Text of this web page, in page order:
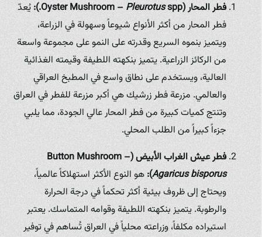
فطر المحار (Oyster Mushroom –
Pleurotusspp.):
يُعدّ
فطر المحار من أكثر الأنواع شيوعاً وسهولة في الزراعة،
ويتميز بنموه السريع وقدرته على النمو على مجموعة واسعة
من الركائز الزراعية. يتميز بنكهته اللطيفة وقيمته الغذائية
العالية، ويستخدم على نطاق واسع في المطبخ العراقي
والعالمي. مزرعة فطر زرشيك هي أكبر مزرعة للفطر في العراق
وتنتج كميات كبيرة من فطر المحار عالي الجودة، مما يلبي
جزءاً كبيراً من الطلب المحلي.
فطر عيش الغراب الأبيض (Button Mushroom –
Agaricus bisporus
):هو النوع الأكثر استهلاكاً عالمياً،
ويحتاج إلى ظروف بيئية أكثر تحكماً في درجة الحرارة
والرطوبة. يتميز بنكهته اللطيفة وقوامه المتماسك. يعتبر
استيراده مكلفاً، وزراعته محلياً في العراق تُساهم في توفير